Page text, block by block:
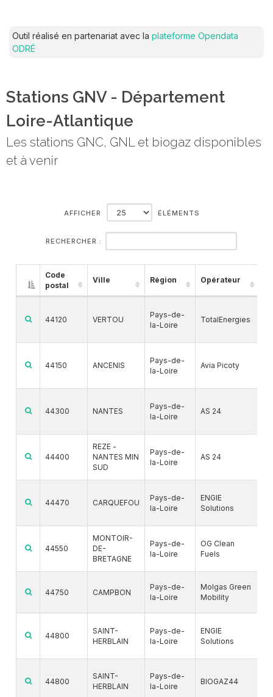
Outil réalisé en partenariat avec la plateforme Opendata
ODRÉ
Stations GNV - Département
Loire-Atlantique
Les stations GNC, GNL et biogaz disponibles
et à venir
AFFICHER ÉLÉMENTS
RECHERCHER :
Code
postal
Ville Région Opérateur
44120 VERTOU
Pays-de-
la-Loire
TotalEnergies
44150 ANCENIS
Pays-de-
la-Loire
Avia Picoty
44300 NANTES
Pays-de-
la-Loire
AS 24
44400
REZE -
NANTES MIN
SUD
Pays-de-
la-Loire
AS 24
44470 CARQUEFOU
Pays-de-
la-Loire
ENGIE
Solutions
44550
MONTOIR-
DE-
BRETAGNE
Pays-de-
la-Loire
OG Clean
Fuels
44750 CAMPBON
Pays-de-
la-Loire
Molgas Green
Mobility
44800
SAINT-
HERBLAIN
Pays-de-
la-Loire
ENGIE
Solutions
44800
SAINT-
HERBLAIN
Pays-de-
la-Loire
BIOGAZ44